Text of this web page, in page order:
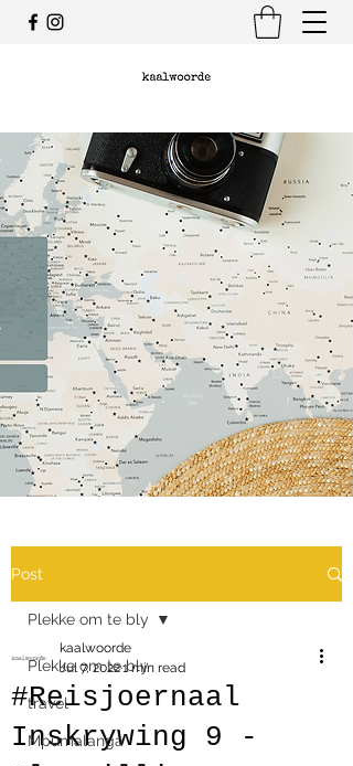
Post
Plekke om te bly
travel
Mpumalanga
Plekke om te bly
#Reisjoernaal
Inskrywing 9 -
kaalwoorde
Jul 7, 20221 min read